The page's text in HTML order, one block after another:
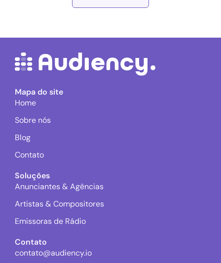
Mapa do site
Home
Sobre nós
Blog
Contato
Soluções
Anunciantes & Agências
Artistas & Compositores
Emissoras de Rádio
Contato
contato@audiency.io